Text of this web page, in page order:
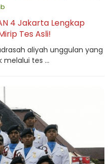
4 Jakarta Lengkap
Tes Asli!
aliyah unggulan yang
melalui tes ...